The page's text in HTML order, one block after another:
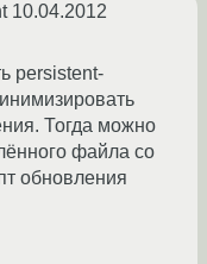
10.04.2012
persistent-
Тогда можно
файла со
обновления